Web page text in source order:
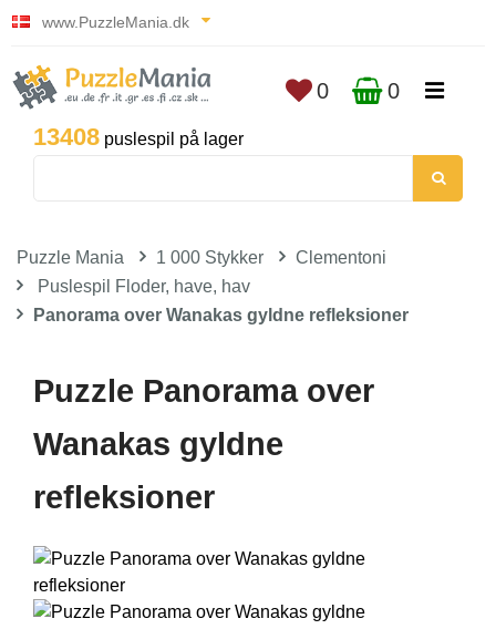
www.PuzzleMania.dk
13408 puslespil på lager
0 0
Puzzle Mania 1 000 Stykker
Clementoni
Puslespil Floder, have, hav
Panorama over Wanakas gyldne refleksioner
Puzzle Panorama over
Wanakas gyldne
refleksioner